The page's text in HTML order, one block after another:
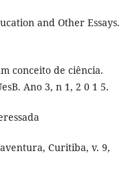
and Other Essays.
conceito de ciência.
Ano 3, n 1, 2 0 1 5.
Curitiba, v. 9,